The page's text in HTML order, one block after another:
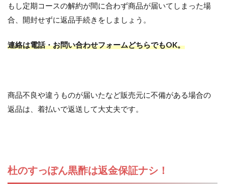
もし定期コースの解約が間に合わず商品が届いてしまった場
合、開封せずに返品手続きをしましょう。
連絡は電話・お問い合わせフォームどちらでもOK。
商品不良や違うものが届いたなど販売元に不備がある場合の
返品は、着払いで返送して大丈夫です。
杜のすっぽん黒酢は返金保証ナシ！